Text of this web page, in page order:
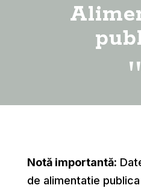
"
Notă importantă:
de alimentatie